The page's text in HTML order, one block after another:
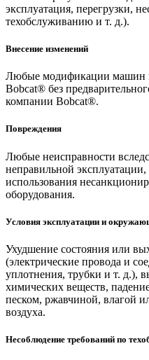
эксплуатация, перегрузки,
техобслуживанию и т. д.).
Внесение изменений
Любые модификации машин
Bobcat® без
компании Bobcat®.
Повреждения
Любые неисправности
неправильной
использования
оборудования.
Условия эксплуатации и
Ухудшение состояния или
(электрические провода и
уплотнения, трубки и т. д.),
химических веществ,
песком, ржавчиной, влагой
воздуха.
Несоблюдение требований по